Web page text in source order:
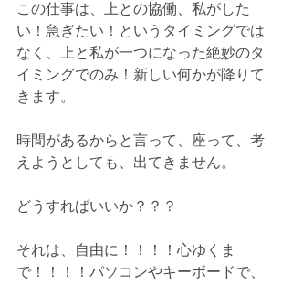
この仕事は、上との協働、私がした
い！急ぎたい！というタイミングでは
なく、上と私が一つになった絶妙のタ
イミングでのみ！新しい何かが降りて
きます。
時間があるからと言って、座って、考
えようとしても、出てきません。
どうすればいいか？？？
それは、自由に！！！！心ゆくま
で！！！！パソコンやキーボードで、